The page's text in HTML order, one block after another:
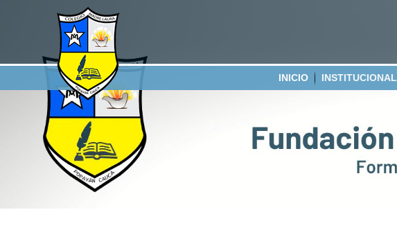
INICIO INSTITUCIONAL